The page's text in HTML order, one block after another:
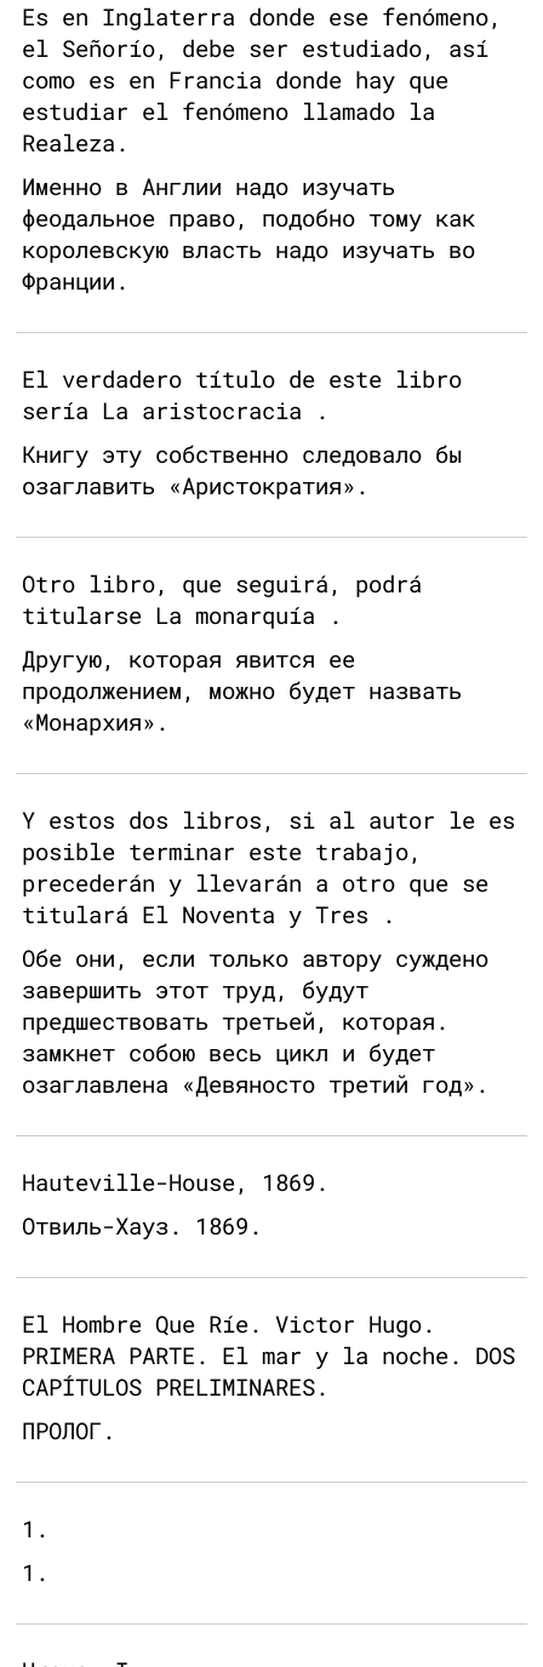
Es en Inglaterra donde ese fenómeno,
el Señorío, debe ser estudiado, así
como es en Francia donde hay que
estudiar el fenómeno llamado la
Realeza.
Именно в Англии надо изучать
феодальное право, подобно тому как
королевскую власть надо изучать во
Франции.
El verdadero título de este libro
sería La aristocracia .
Книгу эту собственно следовало бы
озаглавить «Аристократия».
Otro libro, que seguirá, podrá
titularse La monarquía .
Другую, которая явится ее
продолжением, можно будет назвать
«Монархия».
Y estos dos libros, si al autor le es
posible terminar este trabajo,
precederán y llevarán a otro que se
titulará El Noventa y Tres .
Обе они, если только автору суждено
завершить этот труд, будут
предшествовать третьей, которая.
замкнет собою весь цикл и будет
озаглавлена «Девяносто третий год».
Hauteville-House, 1869.
Отвиль-Хауз. 1869.
El Hombre Que Ríe. Victor Hugo.
PRIMERA PARTE. El mar y la noche. DOS
CAPÍTULOS PRELIMINARES.
ПРОЛОГ.
1.
1.